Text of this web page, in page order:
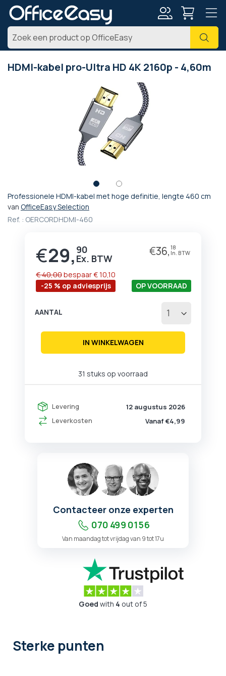
Zoek
HDMI-kabel pro-Ultra HD 4K 2160p - 4,60m
Professionele HDMI-kabel met hoge definitie, lengte 460 cm
van OfficeEasy Selection
Ref. : OERCORDHDMI-460
Prijs
€29, 90 €36, 18
-25 % op adviesprijs
€ 40,00bespaar€ 10,10
31 stuks op voorraad
OP VOORRAAD
Levering
12 augustus 2026
Leverkosten
Vanaf €4,99
AANTAL
IN WINKELWAGEN
Ga
naar
het
afbeeldingen-
Contacteer onze experten
070 499 01 56
Van maandag tot vrijdag van 9 tot 17u
Goed with 4 out of 5
Sterke punten